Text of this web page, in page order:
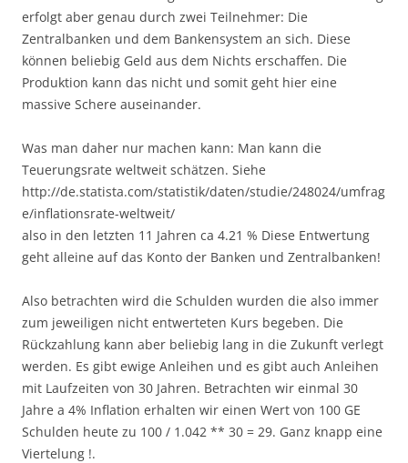
erfolgt aber genau durch zwei Teilnehmer: Die
Zentralbanken und dem Bankensystem an sich. Diese
können beliebig Geld aus dem Nichts erschaffen. Die
Produktion kann das nicht und somit geht hier eine
massive Schere auseinander.
Was man daher nur machen kann: Man kann die
Teuerungsrate weltweit schätzen. Siehe
http://de.statista.com/statistik/daten/studie/248024/umfrag
e/inflationsrate-weltweit/
also in den letzten 11 Jahren ca 4.21 % Diese Entwertung
geht alleine auf das Konto der Banken und Zentralbanken!
Also betrachten wird die Schulden wurden die also immer
zum jeweiligen nicht entwerteten Kurs begeben. Die
Rückzahlung kann aber beliebig lang in die Zukunft verlegt
werden. Es gibt ewige Anleihen und es gibt auch Anleihen
mit Laufzeiten von 30 Jahren. Betrachten wir einmal 30
Jahre a 4% Inflation erhalten wir einen Wert von 100 GE
Schulden heute zu 100 / 1.042 ** 30 = 29. Ganz knapp eine
Viertelung !.